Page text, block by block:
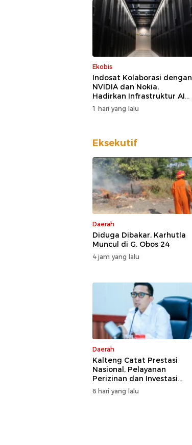
Ekobis
Indosat Kolaborasi dengan
NVIDIA dan Nokia,
Hadirkan Infrastruktur AI
Generasi Baru
1 hari yang lalu
Eksekutif
Daerah
Diduga Dibakar, Karhutla
Muncul di G. Obos 24
4 jam yang lalu
Daerah
Kalteng Catat Prestasi
Nasional, Pelayanan
Perizinan dan Investasi
Raih Predikat Sangat Baik
6 hari yang lalu